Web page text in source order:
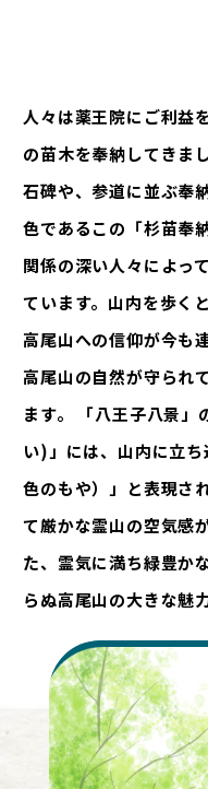
人々は薬王院にご利益
の苗木を奉納してきま
石碑や、参道に並ぶ奉
色であるこの「杉苗奉
関係の深い人々によっ
ています。山内を歩く
高尾山への信仰が今も
高尾山の自然が守られ
ます。 「八王子八景」
い)」には、山内に立
色のもや）」と表現さ
て厳かな霊山の空気感
た、霊気に満ち緑豊か
らぬ高尾山の大きな魅